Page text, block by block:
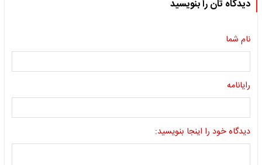
دیدگاه تان را بنویسید
نام شما
رایانامه
دیدگاه خود را اینجا بنویسید: